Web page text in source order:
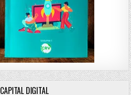
CAPITAL DIGITAL